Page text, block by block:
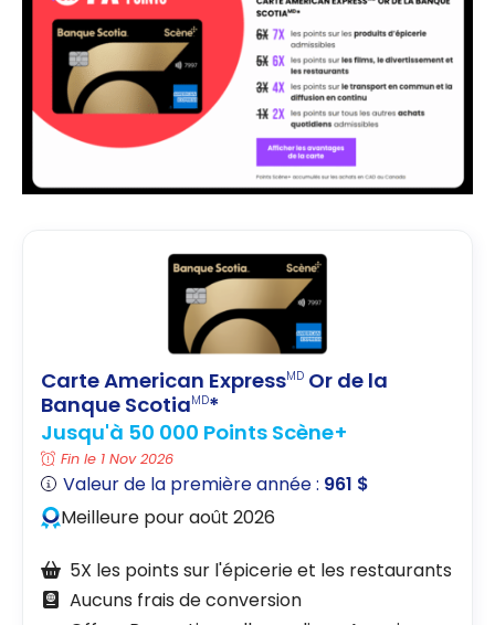
Carte American ExpressMD Or de la
Banque ScotiaMD*
Jusqu'à 50 000 Points Scène+
Fin le 1 Nov 2026
Valeur de la première année : 961 $
Meilleure pour août 2026
5X les points sur l'épicerie et les restaurants
Aucuns frais de conversion